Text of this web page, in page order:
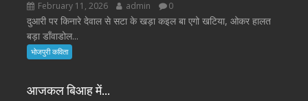
February 11, 2026 admin 0
दुआरी पर किनारे देवाल से सटा के खड़ा कइल बा एगो खटिया, ओकर हालत
बड़ा डाँवाडोल...
भोजपुरी कविता
आजकल बिआह में…